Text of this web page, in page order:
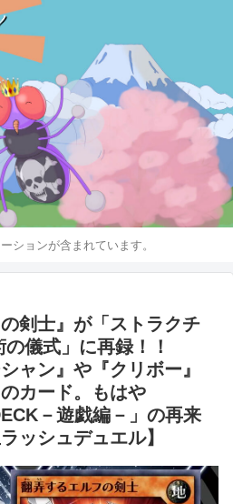
ションが含まれています。
の剣士』が「ストラクチ
儀式」に再録！！
ャン』や『クリボー』
カード。もはや
－遊戯編－」の再来
シュデュエル】